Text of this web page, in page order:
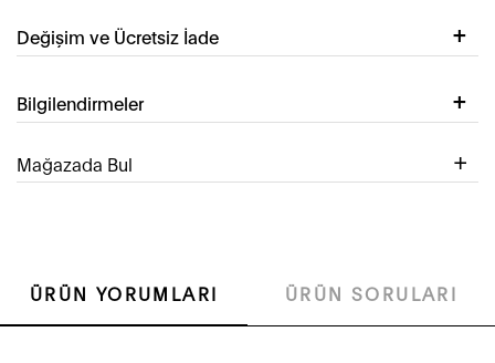
Değişim ve Ücretsiz İade
Bilgilendirmeler
Mağazada Bul
ÜRÜN YORUMLARI ÜRÜN SORULARI